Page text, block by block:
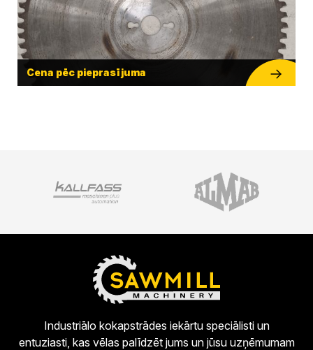
Cena pēc pieprasījuma
Industriālo kokapstrādes iekārtu speciālisti un
entuziasti, kas vēlas palīdzēt jums un jūsu uzņēmumam